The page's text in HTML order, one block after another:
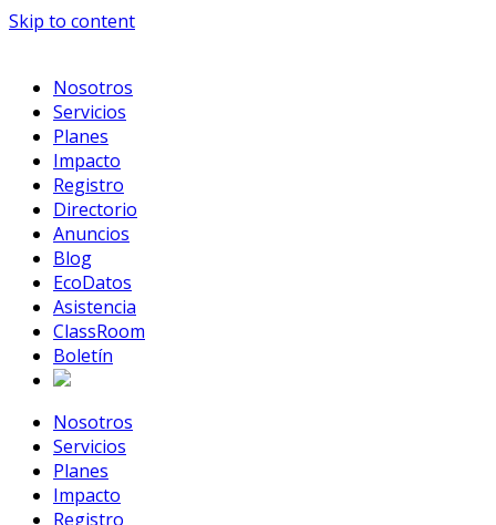
Skip to content
Nosotros
Servicios
Planes
Impacto
Registro
Directorio
Anuncios
Blog
EcoDatos
Asistencia
ClassRoom
Boletín
Nosotros
Servicios
Planes
Impacto
Registro